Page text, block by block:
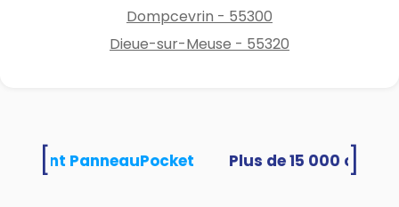
Dompcevrin - 55300
Dieue-sur-Meuse - 55320
PanneauPocket